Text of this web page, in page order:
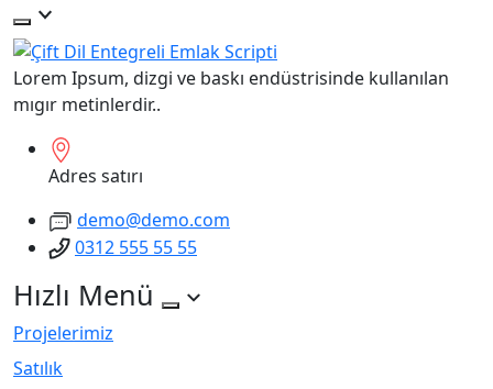
Lorem Ipsum, dizgi ve baskı endüstrisinde kullanılan
mıgır metinlerdir..
Adres satırı
demo@demo.com
0312 555 55 55
Hızlı Menü
Projelerimiz
Satılık